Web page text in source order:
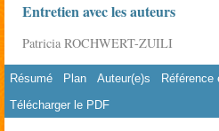
Entretien avec les auteurs
Patricia ROCHWERT-ZUILI
Résumé Plan Auteur(e)s Référence
Télécharger le PDF